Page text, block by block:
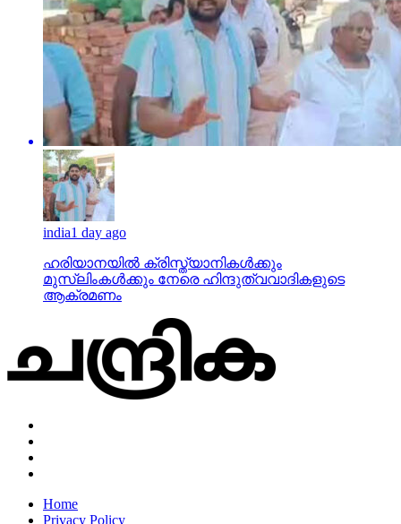
india1 day ago
ഹരിയാനയില്‍ ക്രിസ്ത്യാനികള്‍ക്കും
മുസ്‌ലിംകള്‍ക്കും നേരെ ഹിന്ദുത്വവാദികളുടെ
ആക്രമണം
Home
Privacy Policy